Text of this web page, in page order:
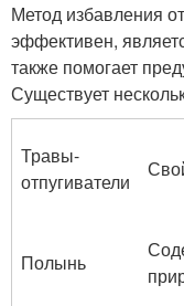
Метод избавления
эффективен,
также помогает
Существует
Травы-
отпугиватели
Полынь